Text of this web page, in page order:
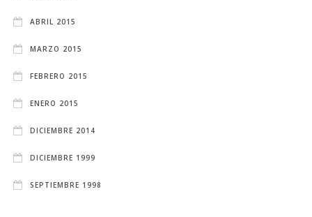
ABRIL 2015
MARZO 2015
FEBRERO 2015
ENERO 2015
DICIEMBRE 2014
DICIEMBRE 1999
SEPTIEMBRE 1998